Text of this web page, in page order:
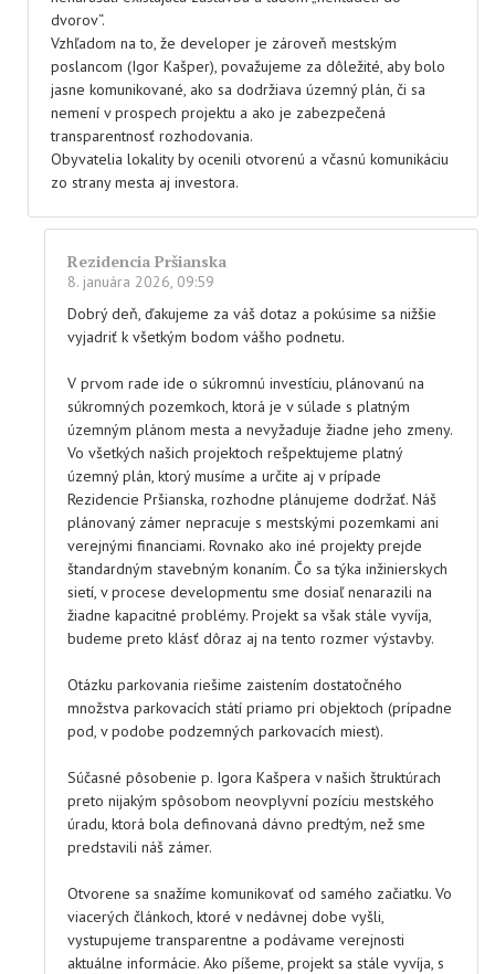
dvorov“.
Vzhľadom na to, že developer je zároveň mestským
poslancom (Igor Kašper), považujeme za dôležité, aby bolo
jasne komunikované, ako sa dodržiava územný plán, či sa
nemení v prospech projektu a ako je zabezpečená
transparentnosť rozhodovania.
Obyvatelia lokality by ocenili otvorenú a včasnú komunikáciu
zo strany mesta aj investora.
Rezidencia Pršianska
8. januára 2026, 09:59
Dobrý deň, ďakujeme za váš dotaz a pokúsime sa nižšie
vyjadriť k všetkým bodom vášho podnetu.
V prvom rade ide o súkromnú investíciu, plánovanú na
súkromných pozemkoch, ktorá je v súlade s platným
územným plánom mesta a nevyžaduje žiadne jeho zmeny.
Vo všetkých našich projektoch rešpektujeme platný
územný plán, ktorý musíme a určite aj v prípade
Rezidencie Pršianska, rozhodne plánujeme dodržať. Náš
plánovaný zámer nepracuje s mestskými pozemkami ani
verejnými financiami. Rovnako ako iné projekty prejde
štandardným stavebným konaním. Čo sa týka inžinierskych
sietí, v procese developmentu sme dosiaľ nenarazili na
žiadne kapacitné problémy. Projekt sa však stále vyvíja,
budeme preto klásť dôraz aj na tento rozmer výstavby.
Otázku parkovania riešime zaistením dostatočného
množstva parkovacích státí priamo pri objektoch (prípadne
pod, v podobe podzemných parkovacích miest).
Súčasné pôsobenie p. Igora Kašpera v našich štruktúrach
preto nijakým spôsobom neovplyvní pozíciu mestského
úradu, ktorá bola definovaná dávno predtým, než sme
predstavili náš zámer.
Otvorene sa snažíme komunikovať od samého začiatku. Vo
viacerých článkoch, ktoré v nedávnej dobe vyšli,
vystupujeme transparentne a podávame verejnosti
aktuálne informácie. Ako píšeme, projekt sa stále vyvíja, s